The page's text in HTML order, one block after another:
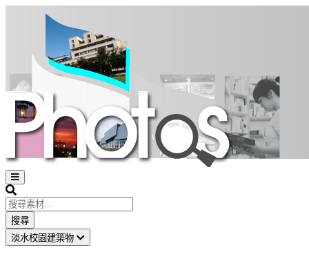
Open
sidebar
Search
搜尋
淡水校園建築物